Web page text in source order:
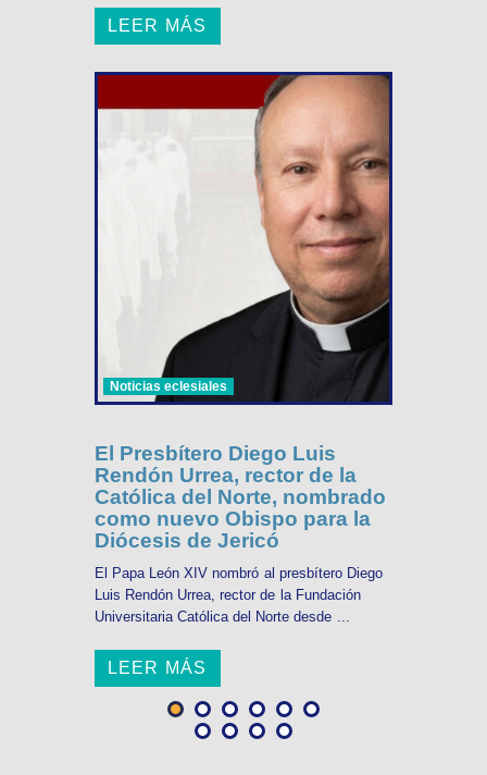
LEER MÁS
Noticias eclesiales
El Presbítero Diego Luis
Rendón Urrea, rector de la
Católica del Norte, nombrado
como nuevo Obispo para la
Diócesis de Jericó
El Papa León XIV nombró al presbítero Diego
Luis Rendón Urrea, rector de la Fundación
Universitaria Católica del Norte desde ...
LEER MÁS